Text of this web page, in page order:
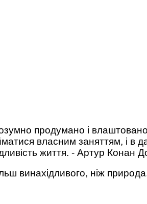
продумано і
власним заняттям, і в
життя. - Артур Конан
винахідливого, ніж